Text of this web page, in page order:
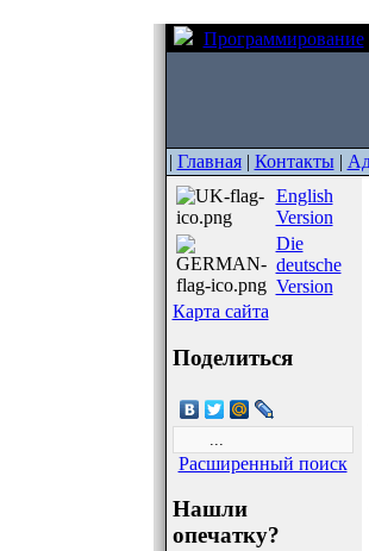
Программирование
| Главная| Контакты|
English
Version
Die
deutsche
Version
Карта сайта
Поделиться
Расширенный поиск
Нашли
опечатку?